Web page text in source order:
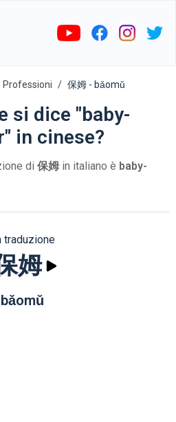
Professioni 保姆 - bǎomǔ
si dice "baby-
in cinese?
di 保姆 in italiano è baby-
traduzione
姆
bǎomǔ